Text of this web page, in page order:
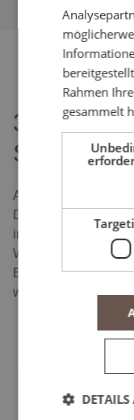
32. E-
Am 20. März 2025
Dresden im Rudolf-
inspirierendes
Webshop-Betreiber
Event bot
wertvolle
Rahmen
gesammelt